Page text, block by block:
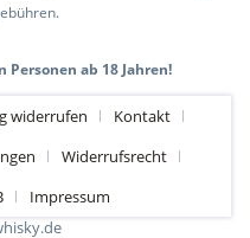
ab 18 Jahren!
widerrufen
Kontakt
Widerrufsrecht
Impressum